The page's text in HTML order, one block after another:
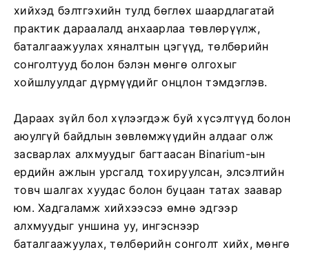
хийхэд бэлтгэхийн тулд бөглөх шаардлагатай
практик дараалалд анхаарлаа төвлөрүүлж,
баталгаажуулах хяналтын цэгүүд, төлбөрийн
сонголтууд болон бэлэн мөнгө олгохыг
хойшлуулдаг дүрмүүдийг онцлон тэмдэглэв.
Дараах зүйл бол хүлээгдэж буй хүсэлтүүд болон
аюулгүй байдлын зөвлөмжүүдийн алдааг олж
засварлах алхмуудыг багтаасан Binarium-ын
ердийн ажлын урсгалд тохируулсан, элсэлтийн
товч шалгах хуудас болон буцаан татах заавар
юм. Хадгаламж хийхээсээ өмнө эдгээр
алхмуудыг уншина уу, ингэснээр
баталгаажуулах, төлбөрийн сонголт хийх, мөнгө